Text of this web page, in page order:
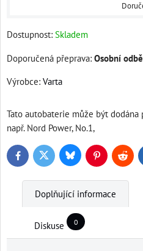
Dostupnost: Skladem
Osobní
Výrobce: Varta
Tato autobaterie může být
např. Nord Power, No.1,
FacebookTwitter BlueskyPinterestReddit
Doplňující informace
Diskuse 0